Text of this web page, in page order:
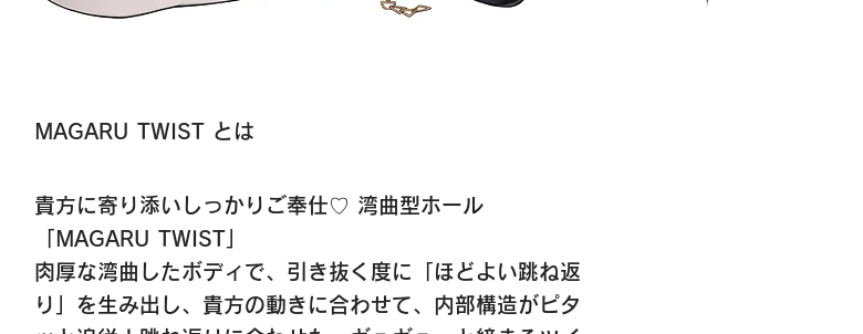
MAGARU TWIST とは
貴方に寄り添いしっかりご奉仕♡ 湾曲型ホール
「MAGARU TWIST」
肉厚な湾曲したボディで、引き抜く度に「ほどよい跳ね返
り」を生み出し、貴方の動きに合わせて、内部構造がピタ